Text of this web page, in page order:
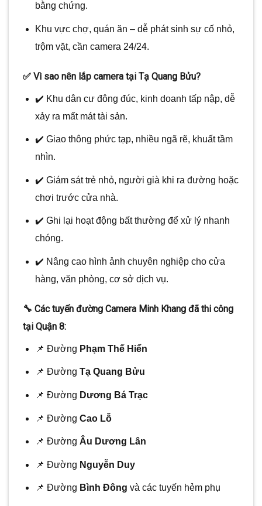
bằng chứng.
Khu vực chợ, quán ăn – dễ phát sinh sự cố nhỏ,
trộm vặt, cần camera 24/24.
✅ Vì sao nên lắp camera tại Tạ Quang Bửu?
✔️ Khu dân cư đông đúc, kinh doanh tấp nập, dễ
xảy ra mất mát tài sản.
✔️ Giao thông phức tạp, nhiều ngã rẽ, khuất tầm
nhìn.
✔️ Giám sát trẻ nhỏ, người già khi ra đường hoặc
chơi trước cửa nhà.
✔️ Ghi lại hoạt động bất thường để xử lý nhanh
chóng.
✔️ Nâng cao hình ảnh chuyên nghiệp cho cửa
hàng, văn phòng, cơ sở dịch vụ.
🔧 Các tuyến đường Camera Minh Khang đã thi công
tại Quận 8:
📌 Đường Phạm Thế Hiển
📌 Đường Tạ Quang Bửu
📌 Đường Dương Bá Trạc
📌 Đường Cao Lỗ
📌 Đường Âu Dương Lân
📌 Đường Nguyễn Duy
📌 Đường Bình Đông và các tuyến hẻm phụ